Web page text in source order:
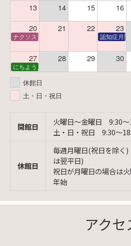
13 14 15 16
20 21 22 23
ナクソス音楽会 第6回 宇宙を感じるクラシ
認知症月
27 28 29 30
にちようえほん
休館日
土・日・祝日
開館日
火曜日〜金曜日 9:30〜
土・日・祝日 9:30〜
休館日
毎週月曜日(祝日を除く
は翌平日)
祝日が月曜日の場合は
年始
アクセ